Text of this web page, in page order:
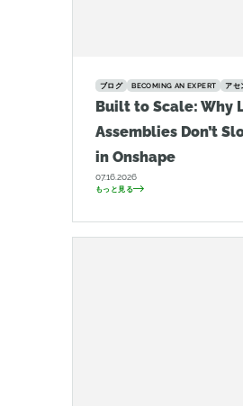
ブログ BECOMING AN EXPERT アセ
Built to Scale: Why
Assemblies Don’t
in Onshape
07.16.2026
もっと見る